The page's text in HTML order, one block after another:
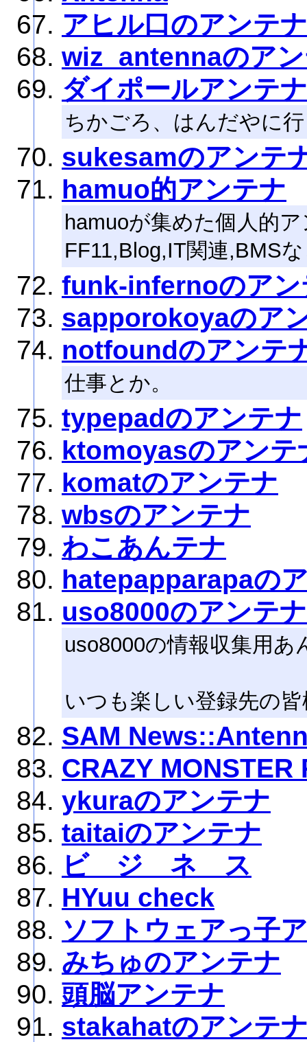
アヒル口のアンテナ
wiz_antennaのア
ダイポールアンテ
ちかごろ、はんだやに
sukesamのアンテ
hamuo的アンテナ
hamuoが集めた個人的
FF11,Blog,IT関連,BMS
funk-infernoのアン
sapporokoyaのア
notfoundのアンテ
仕事とか。
typepadのアンテナ
ktomoyasのアンテ
komatのアンテナ
wbsのアンテナ
わこあんテナ
hatepapparapaの
uso8000のアンテナ
uso8000の情報収集用あ
いつも楽しい登録先の
SAM
CRAZY MONSTER
ykuraのアンテナ
taitaiのアンテナ
ビ ジ ネ ス
HYuu check
ソフトウェアっ子
みちゅのアンテナ
頭脳アンテナ
stakahatのアンテ